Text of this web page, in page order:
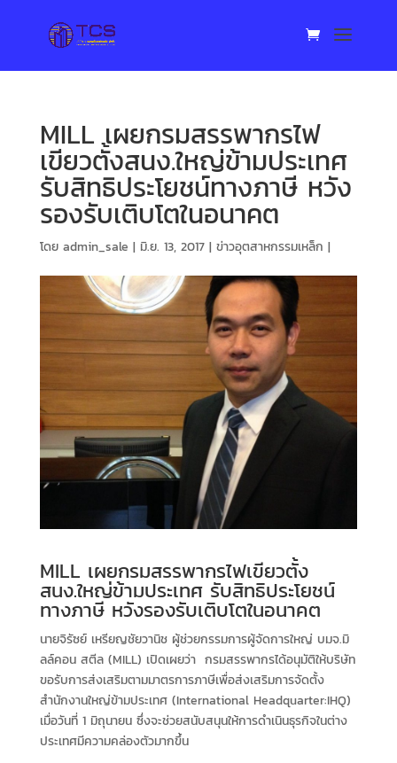
MILL เผยกรมสรรพากรไฟ
เขียวตั้งสนง.ใหญ่ข้ามประเทศ
รับสิทธิประโยชน์ทางภาษี หวัง
รองรับเติบโตในอนาคต
โดย admin_sale | มิ.ย. 13, 2017| ข่าวอุตสาหกรรมเหล็ก |
MILL เผยกรมสรรพากรไฟเขียวตั้ง
สนง.ใหญ่ข้ามประเทศ รับสิทธิประโยชน์
ทางภาษี หวังรองรับเติบโตในอนาคต
นายจิรัซย์ เหรียญชัยวานิช ผู้ช่วยกรรมการผู้จัดการใหญ่ บมจ.มิ
ลล์คอน สตีล (MILL) เปิดเผยว่า กรมสรรพากรได้อนุมัติให้บริษัท
ขอรับการส่งเสริมตามมาตรการภาษีเพื่อส่งเสริมการจัดตั้ง
สำนักงานใหญ่ข้ามประเทศ (International Headquarter:IHQ)
เมื่อวันที่ 1 มิถุนายน ซึ่งจะช่วยสนับสนุนให้การดำเนินธุรกิจในต่าง
ประเทศมีความคล่องตัวมากขึ้น